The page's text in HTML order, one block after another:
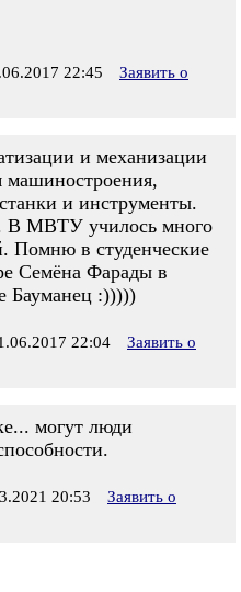
22:45
Заявить о
и механизации
и инструменты.
В МВТУ училось много
Помню в студенческие
Семёна Фарады в
Бауманец :)))))
22:04
Заявить о
могут люди
20:53
Заявить о